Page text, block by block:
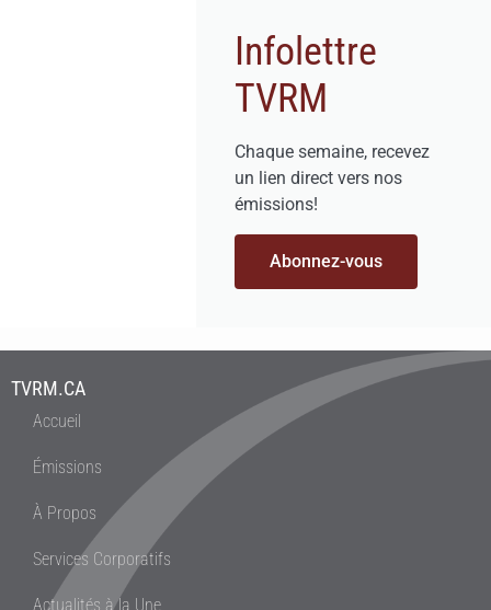
Infolettre
TVRM
Chaque semaine, recevez
un lien direct vers nos
émissions!
Abonnez-vous
TVRM.CA
Accueil
Émissions
À Propos
Services Corporatifs
Actualités à la Une